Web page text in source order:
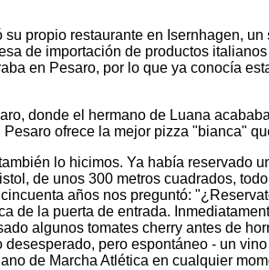
su propio restaurante en Isernhagen,
de importación de productos
en Pesaro, por lo que ya conocía
donde el hermano de Luana
ofrece la mejor pizza "bianca"
lo hicimos. Ya había reservado
de unos 300 metros cuadrados,
años nos preguntó:
de la puerta de entrada.
algunos tomates cherry antes de
desesperado, pero espontáneo - un
de Marcha Atlética en cualquier